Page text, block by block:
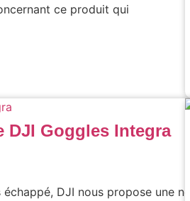
ce produit qui
DJI Goggles Integra
échappé, DJI nous propose une